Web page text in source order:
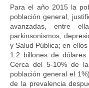
Para el año 2015 la
población general,
avanzadas, entre
parkinsonismos,
y Salud Pública; en
1.2 billones de
Cerca del 5-10% de
población general el
de la prevalencia